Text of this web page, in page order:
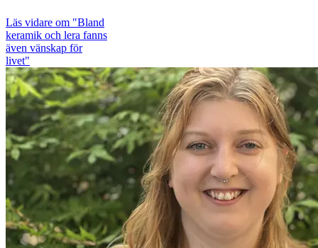
Läs vidare om "Bland
keramik och lera fanns
även vänskap för
livet"